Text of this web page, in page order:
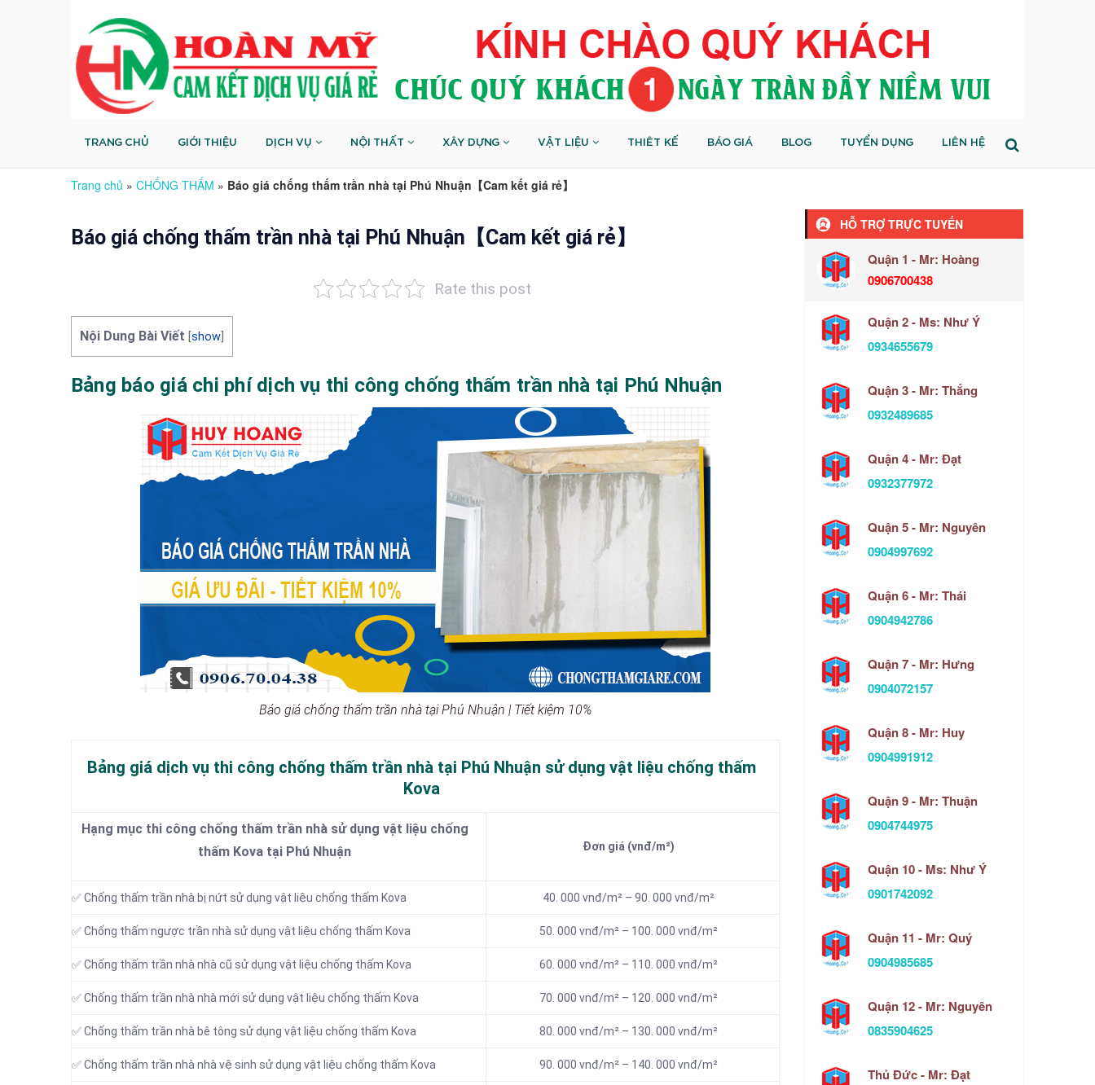
TRANG CHỦ GIỚI THIỆU DỊCH VỤ NỘI THẤT XÂY DỰNG VẬT LIỆU THIÊT KẾ BÁO GIÁ BLOG TUYỂN DỤNG LIÊN HỆ
Trang chủ » CHỐNG THẤM » Báo giá chống thấm trần nhà tại Phú Nhuận【Cam kết giá rẻ】
Báo giá chống thấm trần nhà tại Phú Nhuận【Cam kết giá rẻ】
Rate this post
Nội Dung Bài Viết show
Bảng báo giá chi phí dịch vụ thi công chống thấm trần nhà tại Phú Nhuận
Báo giá chống thấm trần nhà tại Phú Nhuận | Tiết kiệm 10%
Bảng giá dịch vụ thi công chống thấm trần nhà tại Phú Nhuận sử dụng vật liệu chống thấm
Kova
Hạng mục thi công chống thấm trần nhà sử dụng vật liệu chống
thấm Kova tại Phú Nhuận
Đơn giá (vnđ/m²)
✅ Chống thấm trần nhà bị nứt sử dụng vật liệu chống thấm Kova 40. 000 vnđ/m² – 90. 000 vnđ/m²
✅ Chống thấm ngược trần nhà sử dụng vật liệu chống thấm Kova 50. 000 vnđ/m² – 100. 000 vnđ/m²
✅ Chống thấm trần nhà nhà cũ sử dụng vật liệu chống thấm Kova 60. 000 vnđ/m² – 110. 000 vnđ/m²
✅ Chống thấm trần nhà nhà mới sử dụng vật liệu chống thấm Kova 70. 000 vnđ/m² – 120. 000 vnđ/m²
✅ Chống thấm trần nhà bê tông sử dụng vật liệu chống thấm Kova 80. 000 vnđ/m² – 130. 000 vnđ/m²
✅ Chống thấm trần nhà nhà vệ sinh sử dụng vật liệu chống thấm Kova 90. 000 vnđ/m² – 140. 000 vnđ/m²
HỖ TRỢ TRỰC TUYẾN
Quận 1 - Mr: Hoàng
0906700438
Quận 2 - Ms: Như Ý
0934655679
Quận 3 - Mr: Thắng
0932489685
Quận 4 - Mr: Đạt
0932377972
Quận 5 - Mr: Nguyên
0904997692
Quận 6 - Mr: Thái
0904942786
Quận 7 - Mr: Hưng
0904072157
Quận 8 - Mr: Huy
0904991912
Quận 9 - Mr: Thuận
0904744975
Quận 10 - Ms: Như Ý
0901742092
Quận 11 - Mr: Quý
0904985685
Quận 12 - Mr: Nguyên
0835904625
Thủ Đức - Mr: Đạt